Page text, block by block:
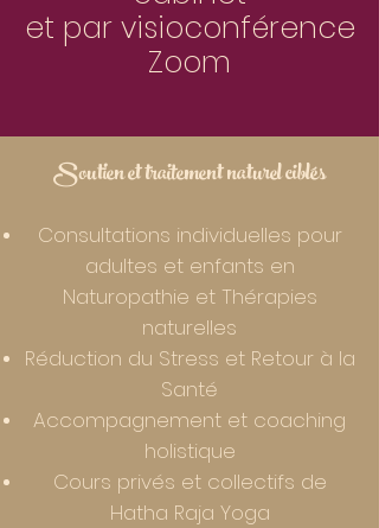
et par visioconférence
Zoom
Soutien et traitement naturel ciblés
Consultations individuelles pour
adultes et enfants en
Naturopathie et Thérapies
naturelles
Réduction du Stress et Retour à la
Santé
Accompagnement et coaching
holistique
Cours privés et collectifs de
Hatha Raja Yoga